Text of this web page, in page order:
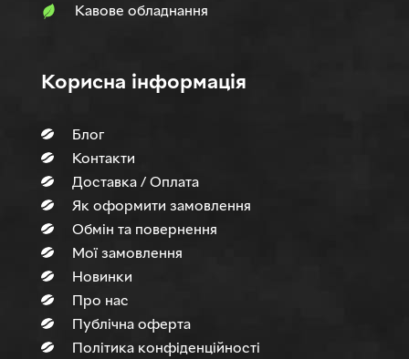
Кавове обладнання
Корисна інформація
Блог
Контакти
Доставка / Оплата
Як оформити замовлення
Обмін та повернення
Мої замовлення
Новинки
Про нас
Публічна оферта
Політика конфіденційності